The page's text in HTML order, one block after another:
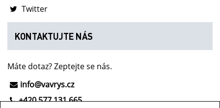
Twitter
KONTAKTUJTE NÁS
Máte dotaz? Zeptejte se nás.
info@vavrys.cz
+420 577 131 665